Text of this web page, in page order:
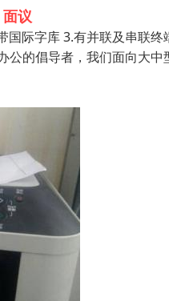
面议
际字库 3.有并联及串联
公的倡导者，我们面向大